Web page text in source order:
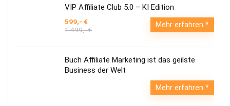
VIP Affiliate Club 5.0 – KI Edition
599,- €
1.499,- €
Mehr erfahren
Buch Affiliate Marketing ist das geilste
Business der Welt
Mehr erfahren